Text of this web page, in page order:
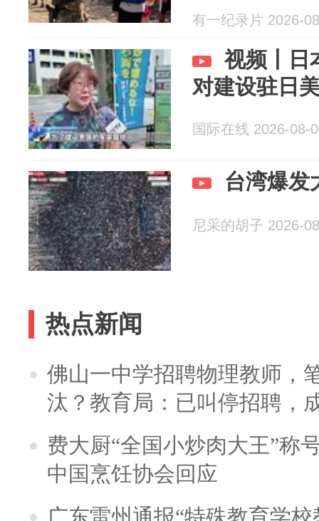
有一纪录片 2026-
视频丨日
对建设驻日
国际在线 2026-08-
台湾爆发
尼采的胡子 2026-
热点新闻
佛山一中学招聘物理教师，
汰？教育局：已叫停招聘，
费大厨“全国小炒肉大王”称
中国烹饪协会回应